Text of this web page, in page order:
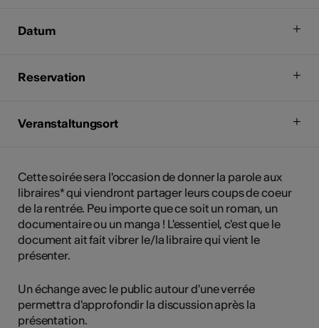
Datum
Reservation
Veranstaltungsort
Cette soirée sera l'occasion de donner la parole aux
libraires* qui viendront partager leurs coups de coeur
de la rentrée. Peu importe que ce soit un roman, un
documentaire ou un manga ! L'essentiel, c'est que le
document ait fait vibrer le/la libraire qui vient le
présenter.
Un échange avec le public autour d'une verrée
permettra d'approfondir la discussion après la
présentation.